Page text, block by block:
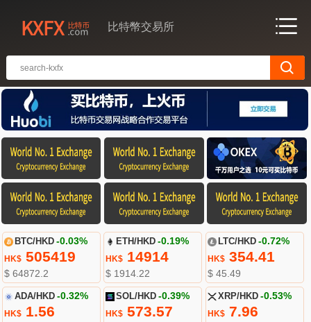
比特幣交易所
BTC/HKD -0.03%
HK$505419
$ 64872.2
ETH/HKD -0.19%
HK$ 14914
$ 1914.22
LTC/HKD -0.72%
HK$354.41
$ 45.49
ADA/HKD -0.32%
HK$1.56
SOL/HKD -0.39%
HK$ 573.57
XRP/HKD -0.53%
HK$7.96